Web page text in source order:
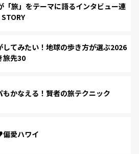
「旅」をテーマに語るインタビュー連
してみたい！地球の歩き方が選ぶ2026
旅先30
もかなえる！賢者の旅テクニック
愛ハワイ